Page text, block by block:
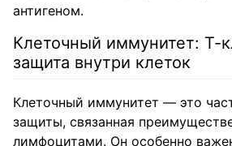
антигеном.
Клеточный иммунитет: Т-
защита внутри клеток
Клеточный иммунитет — это
защиты, связанная
лимфоцитами. Он особенно